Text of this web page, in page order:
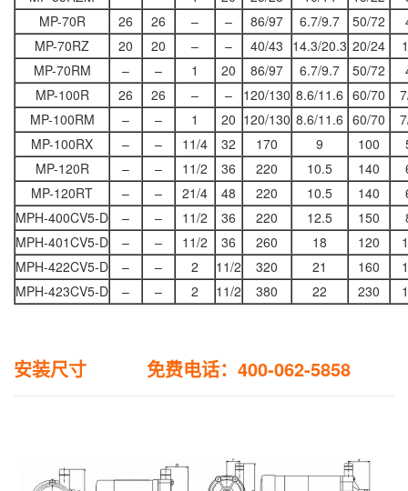
MP-70R
26 26 – – 86/97 6.7/9.7 50/72
MP-70RZ
20 20 – – 40/43 14.3/20.3 20/24
MP-70RM
– – 1 20 86/97 6.7/9.7 50/72
MP-100R
26 26 – – 120/130 8.6/11.6 60/70
MP-100RM
– – 1 20 120/130 8.6/11.6 60/70
MP-100RX
– – 11/4 32 170 9 100
MP-120R
– – 11/2 36 220 10.5 140
MP-120RT
– – 21/4 48 220 10.5 140
MPH-400CV5-D
– – 11/2 36 220 12.5 150
MPH-401CV5-D
– – 11/2 36 260 18 120
MPH-422CV5-D
– – 2 11/2 320 21 160
MPH-423CV5-D
– – 2 11/2 380 22 230
安装尺寸 免费电话：400-062-5858